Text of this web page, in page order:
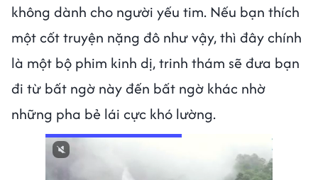
không dành cho người yếu tim. Nếu bạn thích
một cốt truyện nặng đô như vậy, thì đây chính
là một bộ phim kinh dị, trinh thám sẽ đưa bạn
đi từ bất ngờ này đến bất ngờ khác nhờ
những pha bẻ lái cực khó lường.